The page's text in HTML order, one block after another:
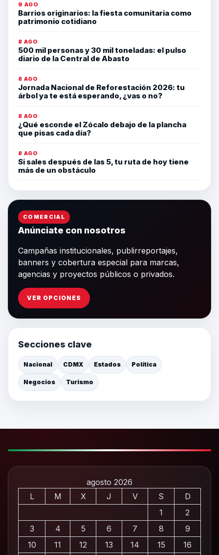
9 AGO
Barrios originarios: la fiesta comunitaria como
patrimonio cotidiano
8 AGO
500 mil personas y 30 mil toneladas: el pulso
diario de la Central de Abasto
8 AGO
Jornada Nacional de Reforestación 2026: tu
árbol ya te está esperando, ¿vas o no?
8 AGO
¿Qué esconde el Zócalo debajo de la plancha
que pisas cada día?
8 AGO
Si sales después de las 5, tu ruta de hoy tiene
más de un obstáculo
COMERCIAL
Anúnciate con nosotros
Campañas institucionales, publirreportajes,
banners y cobertura especial para marcas,
agencias y proyectos públicos o privados.
VER OPCIONES
Secciones clave
Nacional CDMX Estados Política
Negocios Turismo
agosto 2026
L
M X J V S
D
1
2
3
4 5 6 7 8
9
10
11 12 13 14 15
16